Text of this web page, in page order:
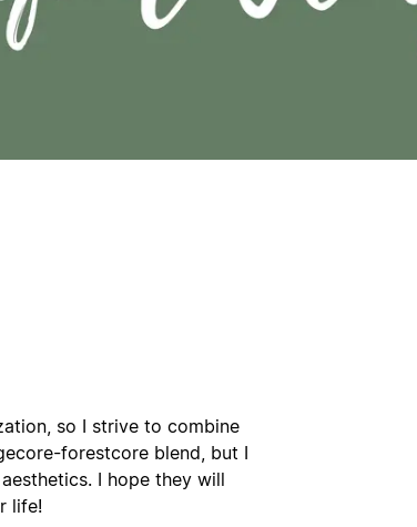
so I strive to combine
forestcore blend, but I
I hope they will
life!